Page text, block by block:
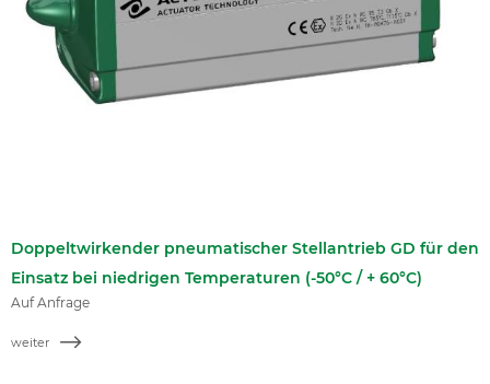
Doppeltwirkender pneumatischer Stellantrieb GD für den
Einsatz bei niedrigen Temperaturen (-50°C / + 60°C)
Auf Anfrage
weiter